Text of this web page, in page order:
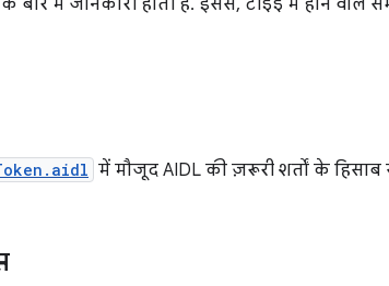
बारे में जानकारी होती है. इससे, टीईई में होने वाले
में मौजूद AIDL की ज़रूरी शर्तों के हिसाब